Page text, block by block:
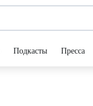
Подкасты Пресса